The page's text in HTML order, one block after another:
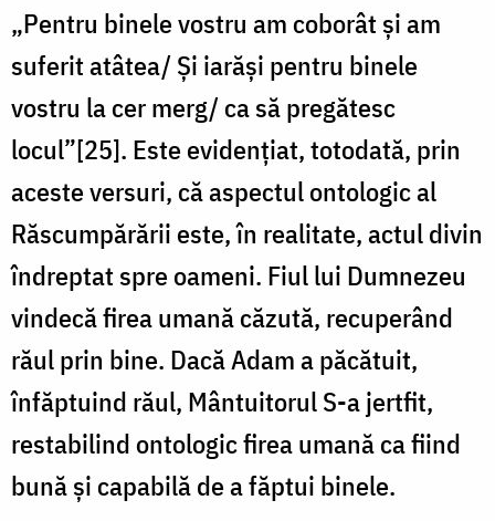
„Pentru binele vostru am coborât și am
suferit atâtea/ Și iarăși pentru binele
vostru la cer merg/ ca să pregătesc
locul”[25]. Este evidențiat, totodată, prin
aceste versuri, că aspectul ontologic al
Răscumpărării este, în realitate, actul divin
îndreptat spre oameni. Fiul lui Dumnezeu
vindecă firea umană căzută, recuperând
răul prin bine. Dacă Adam a păcătuit,
înfăptuind răul, Mântuitorul S-a jertfit,
restabilind ontologic firea umană ca fiind
bună și capabilă de a făptui binele.